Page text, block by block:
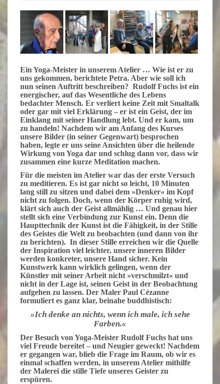
Ein Yoga-Meister in unserem Atelier … Wie ist er zu
uns gekommen, berichtete Petra. Aber wie soll ich
nun seinen Auftritt beschreiben? Rudolf Fuchs ist ein
energischer, auf das Wesentliche des Lebens
bedachter Mensch. Er verliert keine Zeit mit Smaltalk
oder gar mit viel Erklärung – er ist ein Geist, der im
Einklang mit seiner Handlung lebt. Und er kam, um
zu handeln! Nachdem wir am Anfang des Kurses
unsere Bilder (in seiner Gegenwart) besprochen
haben, legte er uns seine Ansichten über die heilende
Wirkung von Yoga dar und schlug dann vor, dass wir
zusammen eine kurze Meditation machen.
Für die meisten im Atelier war das der erste Versuch
zu meditieren. Es ist gar nicht so leicht, 10 Minuten
lang still zu sitzen und dabei dem »Denker« im Kopf
nicht zu folgen. Doch, wenn der Körper ruhig wird,
klärt sich auch der Geist allmählig … Und genau hier
stellt sich eine Verbindung zur Kunst ein. Denn die
Haupttechnik der Kunst ist die Fähigkeit, in der Stille
des Geistes die Welt zu beobachten (und dann von ihr
zu berichten). In dieser Stille erreichen wir die Quelle
der Inspiration viel leichter, unsere inneren Bilder
werden konkreter, unsere Hand sicher. Kein
Kunstwerk kann wirklich gelingen, wenn der
Künstler mit seiner Arbeit nicht »verschmilzt« und
nicht in der Lage ist, seinen Geist in der Beobachtung
aufgehen zu lassen. Der Maler Paul Cézanne
formuliert es ganz klar, beinahe buddhistisch:
»Ich denke an nichts, wenn ich male, ich sehe
Farben.«
Der Besuch von Yoga-Meister Rudolf Fuchs hat uns
viel Freude bereitet – und Neugier geweckt! Nachdem
er gegangen war, blieb die Frage im Raum, ob wir es
einmal schaffen werden, in unserem Atelier mithilfe
der Malerei die stille Tiefe unseres Geister zu
erspüren.